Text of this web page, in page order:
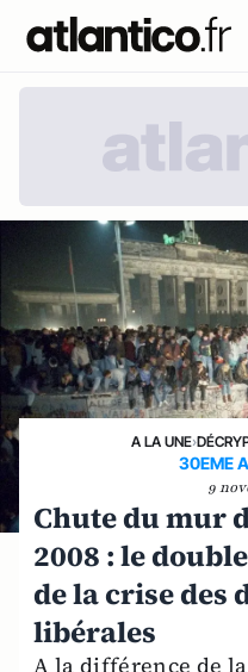
A LA UNE›
30EME
9
Chute du mur
2008 : le
de la crise des
libérales
A la différence de